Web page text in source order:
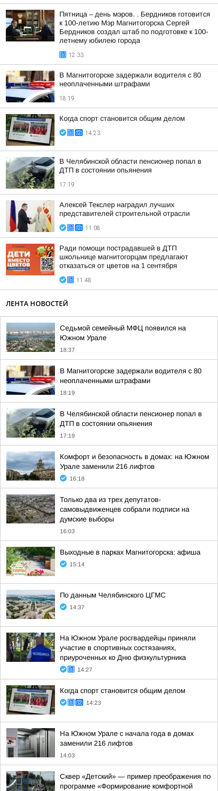
Пятница – день мэров. . Бердников готовится
к 100-летию Мэр Магнитогорска Сергей
Бердников создал штаб по подготовке к 100-
летнему юбилею города
12:33
В Магнитогорске задержали водителя с 80
неоплаченными штрафами
18:19
Когда спорт становится общим делом
14:23
В Челябинской области пенсионер попал в
ДТП в состоянии опьянения
17:19
Алексей Текслер наградил лучших
представителей строительной отрасли
11:08
Ради помощи пострадавшей в ДТП
школьнице магнитогорцам предлагают
отказаться от цветов на 1 сентября
11:48
ЛЕНТА НОВОСТЕЙ
Седьмой семейный МФЦ появился на
Южном Урале
18:37
В Магнитогорске задержали водителя с 80
неоплаченными штрафами
18:19
В Челябинской области пенсионер попал в
ДТП в состоянии опьянения
17:19
Комфорт и безопасность в домах: на Южном
Урале заменили 216 лифтов
16:18
Только два из трех депутатов-
самовыдвиженцев собрали подписи на
думские выборы
16:03
Выходные в парках Магнитогорска: афиша
15:14
По данным Челябинского ЦГМС
14:37
На Южном Урале росгвардейцы приняли
участие в спортивных состязаниях,
приуроченных ко Дню физкультурника
14:27
Когда спорт становится общим делом
14:23
На Южном Урале с начала года в домах
заменили 216 лифтов
14:03
Сквер «Детский» — пример преображения по
программе «Формирование комфортной